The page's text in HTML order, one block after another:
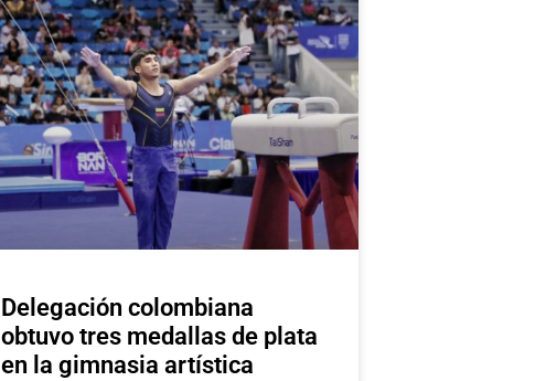
Delegación colombiana
obtuvo tres medallas de plata
en la gimnasia artística